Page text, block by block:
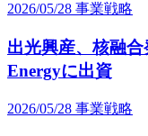
2026/05/28 事業戦略
出光興産、核融
Energyに出資
2026/05/28 事業戦略